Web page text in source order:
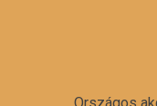
Országos